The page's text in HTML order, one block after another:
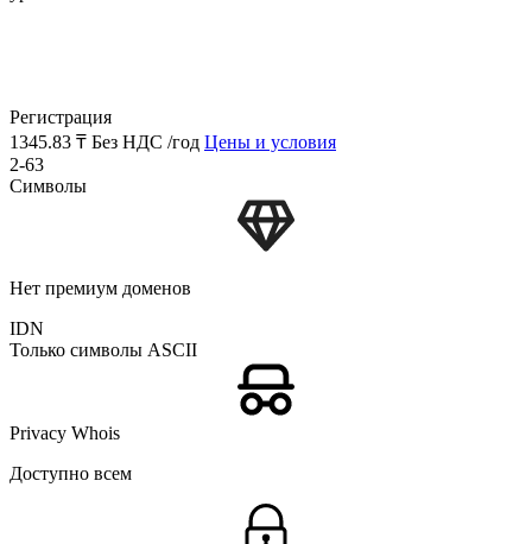
Регистрация
1345.83 ₸ Без НДС /год Цены и условия
2-63
Символы
Нет премиум доменов
IDN
Только символы ASCII
Privacy Whois
Доступно всем